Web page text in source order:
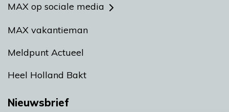
MAX op sociale media
MAX vakantieman
Meldpunt Actueel
Heel Holland Bakt
Nieuwsbrief